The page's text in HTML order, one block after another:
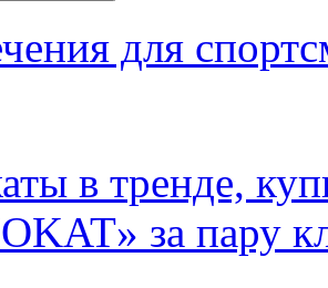
для
в тренде,
за пару